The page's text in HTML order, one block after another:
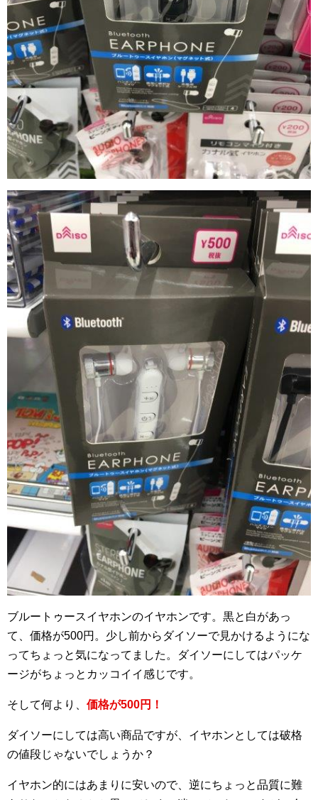
ブルートゥースイヤホンのイヤホンです。黒と白があっ
て、価格が500円。少し前からダイソーで見かけるようにな
ってちょっと気になってました。ダイソーにしてはパッケ
ージがちょっとカッコイイ感じです。
そして何より、 価格が500円！
ダイソーにしては高い商品ですが、イヤホンとしては破格
の値段じゃないでしょうか？
イヤホン的にはあまりに安いので、逆にちょっと品質に難